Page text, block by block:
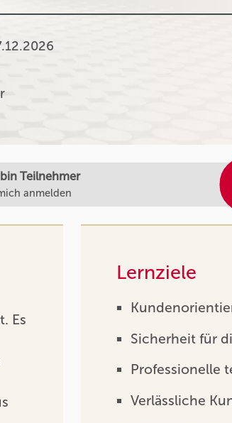
Es
Lernziele
Sicherheit für
Professionelle
Verlässliche
Teilnehmer
anmelden